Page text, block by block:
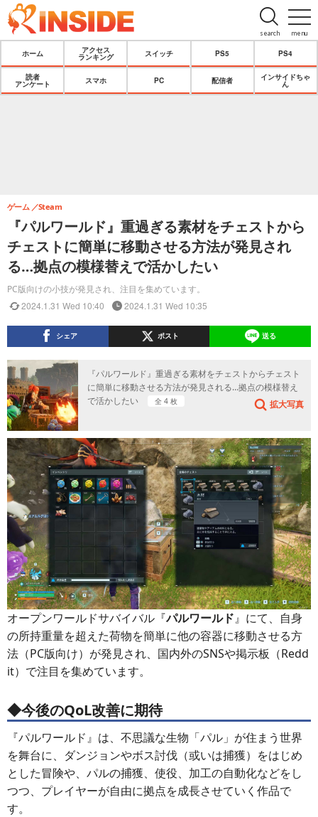
menu
search
ホーム
アクセス
ランキング
スイッチ PS5 PS4
読者
アンケート
スマホ PC 配信者
インサイドちゃ
ん
『パルワールド』重過ぎる素材をチェストから
チェストに簡単に移動させる方法が発見され
る…拠点の模様替えで活かしたい
PC版向けの小技が発見され、注目を集めています。
ゲーム Steam
2024.1.31 Wed 10:40 2024.1.31 Wed 10:35
シェア ポスト 送る
『パルワールド』重過ぎる素材をチェストからチェスト
に簡単に移動させる方法が発見される…拠点の模様替え
で活かしたい
全 4 枚 拡大写真
オープンワールドサバイバル『パルワールド』にて、自身
の所持重量を超えた荷物を簡単に他の容器に移動させる方
法（PC版向け）が発見され、国内外のSNSや掲示板（Redd
it）で注目を集めています。
◆今後のQoL改善に期待
『パルワールド』は、不思議な生物「パル」が住まう世界
を舞台に、ダンジョンやボス討伐（或いは捕獲）をはじめ
とした冒険や、パルの捕獲、使役、加工の自動化などをし
つつ、プレイヤーが自由に拠点を成長させていく作品で
す。